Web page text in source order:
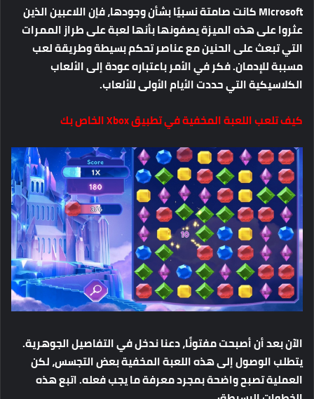
Microsoft كانت صامتة نسبيًا بشأن وجودها، فإن اللاعبين الذين
عثروا على هذه الميزة يصفونها بأنها لعبة على طراز الممرات
التي تبعث على الحنين مع عناصر تحكم بسيطة وطريقة لعب
مسببة للإدمان. فكر في الأمر باعتباره عودة إلى الألعاب
الكلاسيكية التي حددت الأيام الأولى للألعاب.
كيف تلعب اللعبة المخفية في تطبيق Xbox الخاص بك
الآن بعد أن أصبحت مفتونًا، دعنا ندخل في التفاصيل الجوهرية.
يتطلب الوصول إلى هذه اللعبة المخفية بعض التجسس، لكن
العملية تصبح واضحة بمجرد معرفة ما يجب فعله. اتبع هذه